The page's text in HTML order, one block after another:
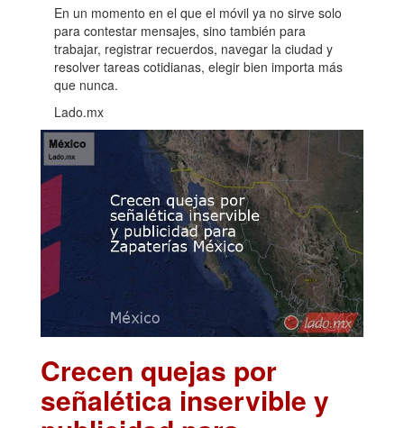
En un momento en el que el móvil ya no sirve solo
para contestar mensajes, sino también para
trabajar, registrar recuerdos, navegar la ciudad y
resolver tareas cotidianas, elegir bien importa más
que nunca.
Lado.mx
Crecen quejas por
señalética inservible y